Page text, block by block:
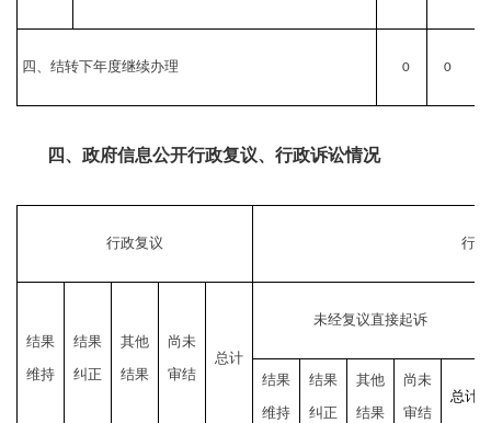
四、结转下年度继续办理 0 0
四、政府信息公开行政复议、行政诉讼情况
行政复议 行
结果
维持
结果
纠正
其他
结果
尚未
审结
总计
未经复议直接起诉
结果
维持
结果
纠正
其他
结果
尚未
审结
总计